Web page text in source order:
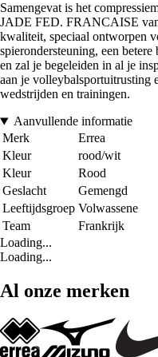
Samengevat is het
JADE FED. FRANCAISE
kwaliteit, speciaal ontworpen
spierondersteuning, een
en zal je begeleiden in al je
aan je volleybalsportuitrusting
wedstrijden en trainingen.
Aanvullende informatie
Merk
Errea
Kleur
rood/wit
Kleur
Rood
Geslacht
Gemengd
Leeftijdsgroep Volwassene
Team
Frankrijk
Loading...
Loading...
Al onze merken